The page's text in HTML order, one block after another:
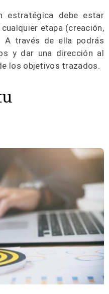
estratégica debe estar
etapa (creación,
A través de ella podrás
y dar una dirección al
los objetivos trazados.